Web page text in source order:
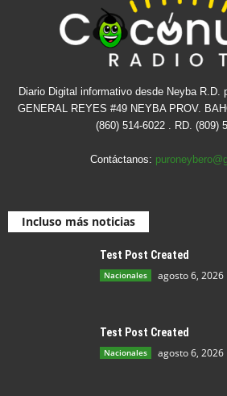
Diario Digital informativo desde Neyba R.D.
GENERAL REYES #49 NEYBA PROV.
(860) 514-6022 . RD. (809)
Contáctanos:
Incluso más noticias
Test Post Created
Nacionales agosto 6, 2026
Test Post Created
Nacionales agosto 6, 2026